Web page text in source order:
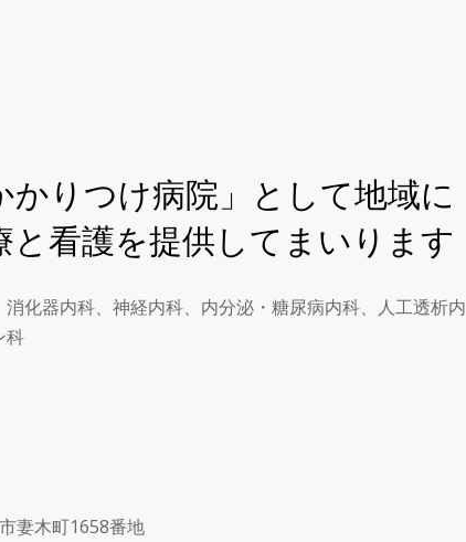
かりつけ病院」として地域に
と看護を提供してまいります
化器内科、神経内科、内分泌・糖尿病内科、人工透析内
科
妻木町1658番地